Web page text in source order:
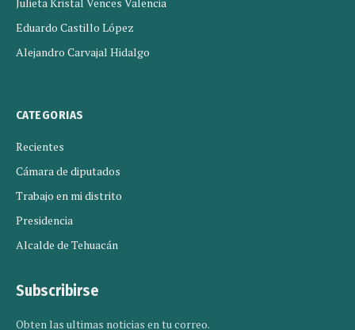
Eduardo Castillo López
Alejandro Carvajal Hidalgo
CATEGORIAS
Recientes
Cámara de diputados
Trabajo en mi distrito
Presidencia
Alcalde de Tehuacán
Subscribirse
Obten las ultimas noticias en tu correo.